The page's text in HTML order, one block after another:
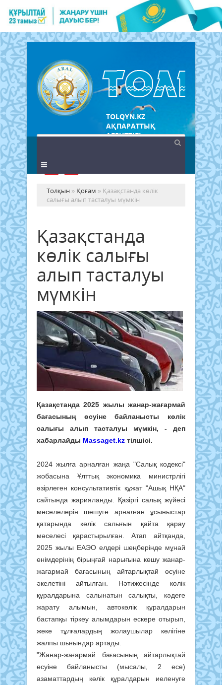
TOLQYN.KZ
АҚПАРАТТЫҚ
АГЕНТТІГІ
Толқын » Қоғам » Қазақстанда көлік
салығы алып тасталуы мүмкін
Қазақстанда
көлік салығы
алып тасталуы
мүмкін
Қазақстанда 2025 жылы жанар-жағармай
бағасының өсуіне байланысты көлік
салығы алып тасталуы мүмкін, - деп
хабарлайды Massaget.kz тілшісі.
2024 жылға арналған жаңа "Салық кодексі"
жобасына Ұлттық экономика министрлігі
әзірлеген консультативтік құжат "Ашық НҚА"
сайтында жарияланды. Қазіргі салық жүйесі
мәселелерін шешуге арналған ұсыныстар
қатарында көлік салығын қайта қарау
мәселесі қарастырылған. Атап айтқанда,
2025 жылы ЕАЭО елдері шеңберінде мұнай
өнімдерінің бірыңғай нарығына көшу жанар-
жағармай бағасының айтарлықтай өсуіне
әкелетіні айтылған. Нәтижесінде көлік
құралдарына салынатын салықты, кәдеге
жарату алымын, автокөлік құралдарын
бастапқы тіркеу алымдарын ескере отырып,
жеке тұлғалардың жолаушылар көлігіне
жалпы шығындар артады.
"Жанар-жағармай бағасының айтарлықтай
өсуіне байланысты (мысалы, 2 есе)
азаматтардың көлік құралдарын иеленуге